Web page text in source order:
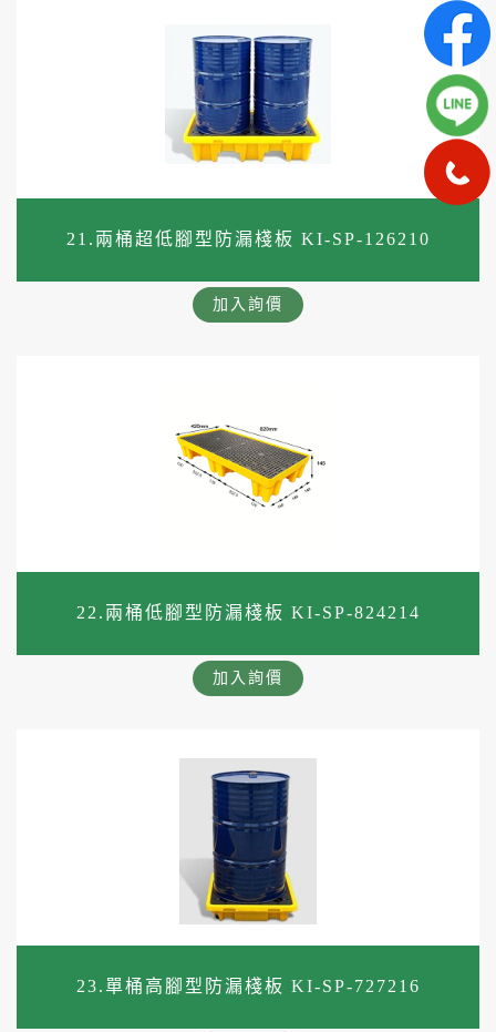
21.兩桶超低腳型防漏棧板 KI-SP-126210
加入詢價
22.兩桶低腳型防漏棧板 KI-SP-824214
加入詢價
23.單桶高腳型防漏棧板 KI-SP-727216